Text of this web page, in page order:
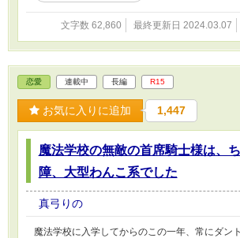
文字数 62,860 最終更新日 2024.03.07
恋愛 連載中 長編 R15
お気に入りに追加 1,447
魔法学校の無敵の首席騎士様は、
障、大型わんこ系でした
真弓りの
魔法学校に入学してからのこの一年、常にダン